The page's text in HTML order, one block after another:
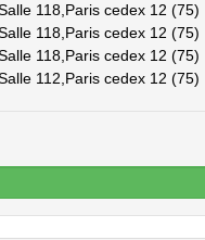
118,Paris cedex 12 (75)
118,Paris cedex 12 (75)
118,Paris cedex 12 (75)
112,Paris cedex 12 (75)